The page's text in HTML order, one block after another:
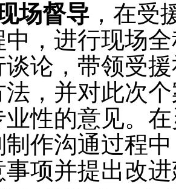
场督导 ，在受
中，进行现场
谈论，带领受
法 ， 并对此次
业性的意见。
制作沟通过程
事项并提出改